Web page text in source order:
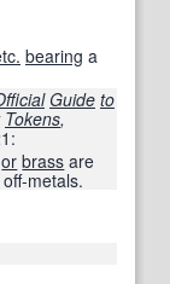
bearing a
Guide to
Tokens,
:
or brass are
off-metals.